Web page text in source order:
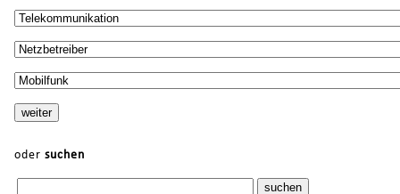
oder suchen